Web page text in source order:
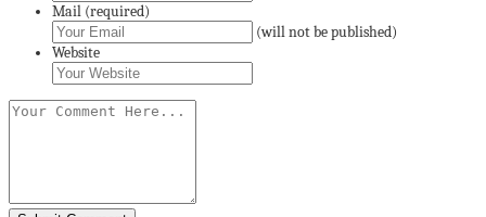
Mail (required)
(will not be published)
Website